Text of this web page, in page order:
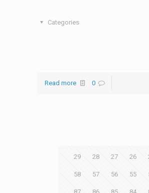
Categories
0
Read more
26
27
28
29
55
56
57
58